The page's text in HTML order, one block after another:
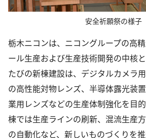
安全祈願祭の様子
栃木ニコンは、ニコングループの高
ール生産および生産技術開発の中核
たびの新棟建設は、デジタルカメラ
の高性能対物レンズ、半導体露光装
業用レンズなどの生産体制強化を目
棟では生産ラインの刷新、混流生産
の自動化など、新しいものづくりを